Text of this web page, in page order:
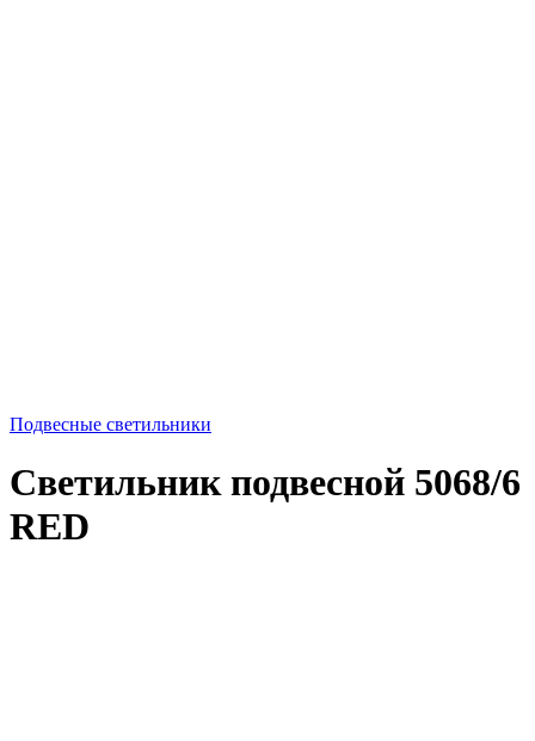
Подвесные светильники
Светильник подвесной 5068/6
RED